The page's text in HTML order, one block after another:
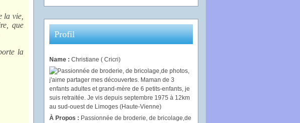
la vie,
que
la
Profil
Name : Christiane ( Cricri)
À Propos : Passionnée de broderie, de bricolage,de